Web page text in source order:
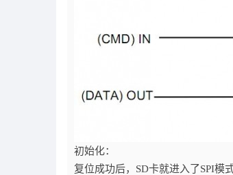
初始化：
复位成功后，SD卡就进入了SPI模